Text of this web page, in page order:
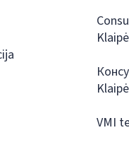
VMI